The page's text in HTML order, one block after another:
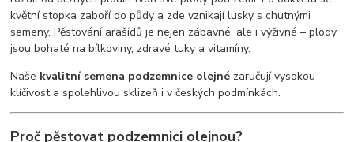
květní stopka zaboří do půdy a zde vznikají lusky s chutnými
semeny. Pěstování arašídů je nejen zábavné, ale i výživné – plody
jsou bohaté na bílkoviny, zdravé tuky a vitamíny.
Naše kvalitní semena podzemnice olejné zaručují vysokou
klíčivost a spolehlivou sklizeň i v českých podmínkách.
Proč pěstovat podzemnici olejnou?